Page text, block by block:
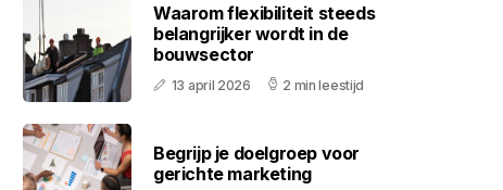
Waarom flexibiliteit steeds
belangrijker wordt in de
bouwsector
13 april 2026 2 min leestijd
Begrijp je doelgroep voor
gerichte marketing